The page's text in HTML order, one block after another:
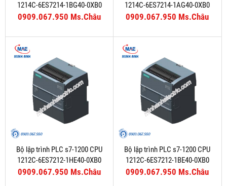
1214C-6ES7214-1BG40-0XB0
0909.067.950 Ms.Châu
1214C-6ES7214-1AG40-0XB0
0909.067.950 Ms.Châu
Bộ lập trình PLC s7-1200 CPU
1212C-6ES7212-1HE40-0XB0
0909.067.950 Ms.Châu
Bộ lập trình PLC s7-1200 CPU
1212C-6ES7212-1BE40-0XB0
0909.067.950 Ms.Châu